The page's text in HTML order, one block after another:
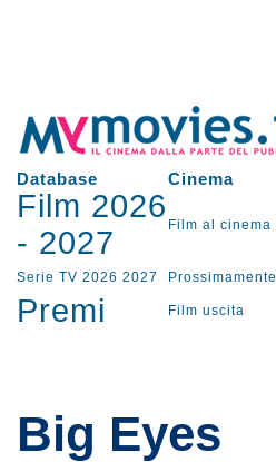
Database Cinema
Film 2026
- 2027 Film al cinema
Serie TV 2026 2027 Prossimamente
Premi Film uscita
Big Eyes